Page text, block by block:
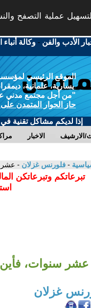
عملية التصفح
الأدب والفن -وكالة أنباء
الموقع الرئيسي
يسارية، علمانية،
"من أجل مجتمع مدني
حاز الحوار المتمدن
إذا لديكم مشاكل تقنية
الاخبار الارشيف
- فلورنس غزلان - عشر
تبرعاتكم وتبرعاتكن
عشر سنوات،
غزلان